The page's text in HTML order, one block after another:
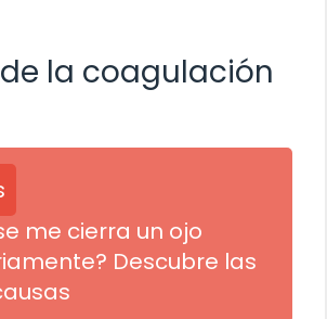
la coagulación
me cierra un ojo
Descubre las